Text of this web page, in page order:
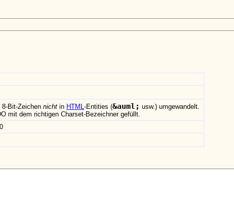
8-Bit-Zeichen nicht in HTML -Entities (&auml; usw.) umgewandelt.
mit dem richtigen Charset-Bezeichner gefüllt.